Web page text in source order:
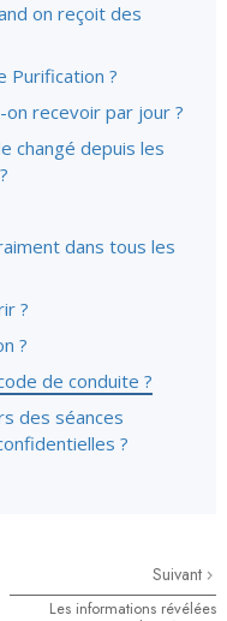
on reçoit des
Purification ?
on recevoir par jour ?
changé depuis les
dans tous les
?
?
de conduite ?
des séances
?
Suivant
Les informations révélées